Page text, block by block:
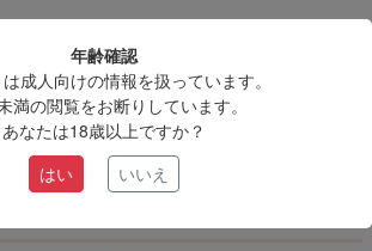
年齢確認
成人向けの情報を扱っています。
満の閲覧をお断りしています。
あなたは18歳以上ですか？
はい
いいえ